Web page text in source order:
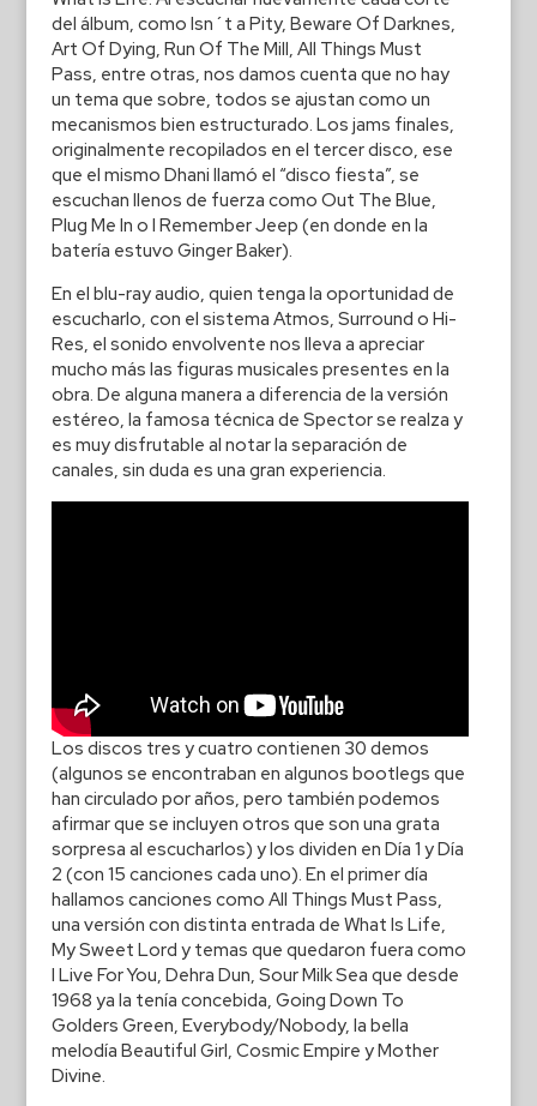
del álbum, como Isn´t a Pity, Beware Of Darknes,
Art Of Dying, Run Of The Mill, All Things Must
Pass, entre otras, nos damos cuenta que no hay
un tema que sobre, todos se ajustan como un
mecanismos bien estructurado. Los jams finales,
originalmente recopilados en el tercer disco, ese
que el mismo Dhani llamó el “disco fiesta”, se
escuchan llenos de fuerza como Out The Blue,
Plug Me In o I Remember Jeep (en donde en la
batería estuvo Ginger Baker).
En el blu-ray audio, quien tenga la oportunidad de
escucharlo, con el sistema Atmos, Surround o Hi-
Res, el sonido envolvente nos lleva a apreciar
mucho más las figuras musicales presentes en la
obra. De alguna manera a diferencia de la versión
estéreo, la famosa técnica de Spector se realza y
es muy disfrutable al notar la separación de
canales, sin duda es una gran experiencia.
Los discos tres y cuatro contienen 30 demos
(algunos se encontraban en algunos bootlegs que
han circulado por años, pero también podemos
afirmar que se incluyen otros que son una grata
sorpresa al escucharlos) y los dividen en Día 1 y Día
2 (con 15 canciones cada uno). En el primer día
hallamos canciones como All Things Must Pass,
una versión con distinta entrada de What Is Life,
My Sweet Lord y temas que quedaron fuera como
I Live For You, Dehra Dun, Sour Milk Sea que desde
1968 ya la tenía concebida, Going Down To
Golders Green, Everybody/Nobody, la bella
melodía Beautiful Girl, Cosmic Empire y Mother
Divine.